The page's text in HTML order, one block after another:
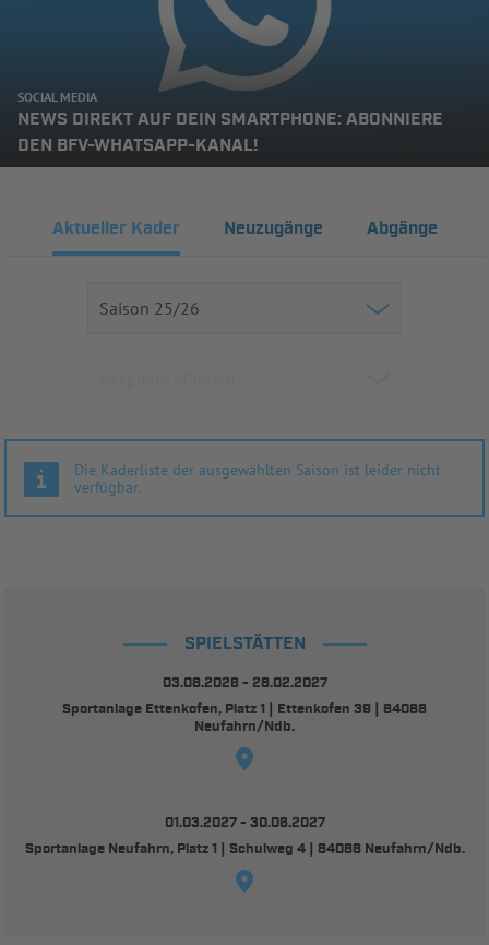
SOCIAL MEDIA
NEWS DIREKT AUF DEIN SMARTPHONE: ABONNIERE
DEN BFV-WHATSAPP-KANAL!
Aktueller Kader Neuzugänge Abgänge
Die Kaderliste der ausgewählten Saison ist leider nicht
verfügbar.
SPIELSTÄTTEN
03.08.2026 - 28.02.2027
Sportanlage Ettenkofen, Platz 1 | Ettenkofen 39 | 84088
Neufahrn/Ndb.
01.03.2027 - 30.06.2027
Sportanlage Neufahrn, Platz 1 | Schulweg 4 | 84088 Neufahrn/Ndb.